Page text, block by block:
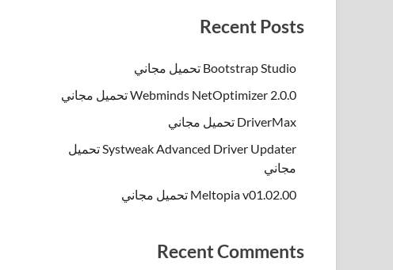
Recent Posts
Bootstrap Studio تحميل مجاني
Webminds NetOptimizer 2.0.0 تحميل مجاني
DriverMax تحميل مجاني
Systweak Advanced Driver Updater تحميل
مجاني
Meltopia v01.02.00 تحميل مجاني
Recent Comments